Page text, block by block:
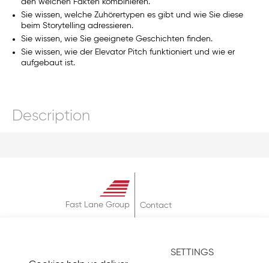
SETTINGS
Sie wissen, welche Zuhörertypen es gibt und wie Sie diese
beim Storytelling adressieren.
Sie wissen, wie Sie geeignete Geschichten finden.
Sie wissen, wie der Elevator Pitch funktioniert und wie er
aufgebaut ist.
Description
Fast Lane Group
Contact
Privacy Policy